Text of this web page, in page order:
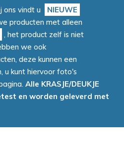
ons vindt u
NIEUWE
producten met alleen
, het product zelf is niet
we ook
deze kunnen een
u kunt hiervoor foto's
Alle KRASJE/DEUKJE
en worden geleverd met